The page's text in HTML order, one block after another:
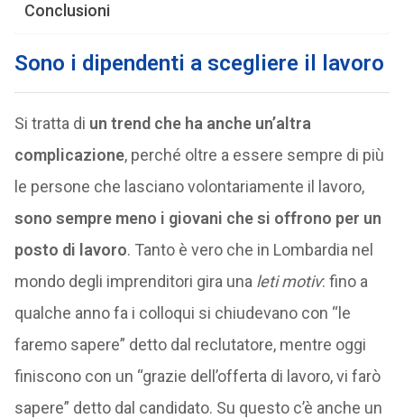
Conclusioni
Sono i dipendenti a scegliere il lavoro
Si tratta di un trend che ha anche un’altra
complicazione, perché oltre a essere sempre di più
le persone che lasciano volontariamente il lavoro,
sono sempre meno i giovani che si offrono per un
posto di lavoro. Tanto è vero che in Lombardia nel
mondo degli imprenditori gira una leti motiv: fino a
qualche anno fa i colloqui si chiudevano con “le
faremo sapere” detto dal reclutatore, mentre oggi
finiscono con un “grazie dell’offerta di lavoro, vi farò
sapere” detto dal candidato. Su questo c’è anche un